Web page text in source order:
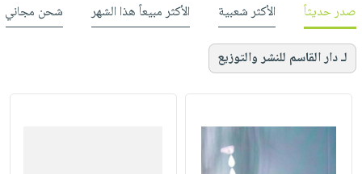
صدر حديثاً الأكثر شعبية الأكثر مبيعاً هذا الشهر شحن مجاني
لـ دار القاسم للنشر والتوزيع